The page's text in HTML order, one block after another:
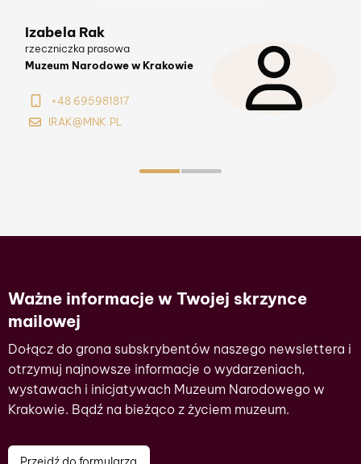
Izabela Rak
rzeczniczka prasowa
Muzeum Narodowe w Krakowie
+48 695981817
IRAK@MNK.PL
Aleksandra Suchońska
specjalistka ds. PR
Muzeum Narodowe w Krakowie
+48 696 083 218
ASUCHONSKA@MNK.PL
Ważne informacje w Twojej skrzynce
mailowej
Dołącz do grona subskrybentów naszego newslettera i
otrzymuj najnowsze informacje o wydarzeniach,
wystawach i inicjatywach Muzeum Narodowego w
Krakowie. Bądź na bieżąco z życiem muzeum.